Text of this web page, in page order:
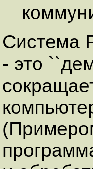
Система
- это